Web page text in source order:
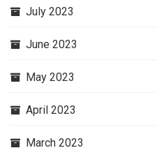
July 2023
June 2023
May 2023
April 2023
March 2023